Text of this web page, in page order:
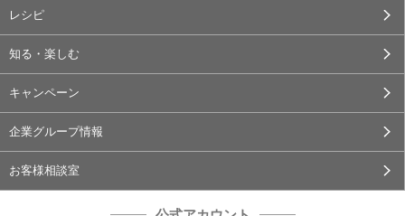
レシピ
知る・楽しむ
キャンペーン
企業グループ情報
お客様相談室